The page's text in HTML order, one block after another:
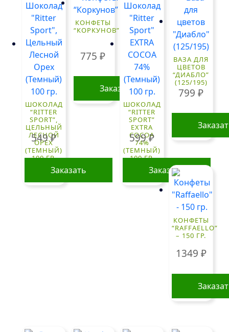
ШОКОЛАД
“RITTER
SPORT”,
ЦЕЛЬНЫЙ
ЛЕСНОЙ
ОРЕХ
(ТЕМНЫЙ)
100 ГР.
549₽
Заказать
КОНФЕТЫ
“КОРКУНОВ”
775₽
Заказать
ШОКОЛАД
“RITTER
SPORT”
EXTRA
COCOA
74%
(ТЕМНЫЙ)
100 ГР.
599₽
Заказать
ВАЗА ДЛЯ
ЦВЕТОВ
“ДИАБЛО”
(125/195)
799₽
КОНФЕТЫ
“RAFFAELLO”
– 150 ГР.
1349 ₽